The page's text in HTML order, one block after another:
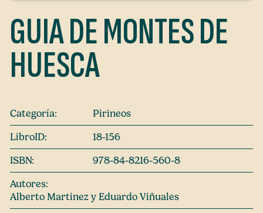
GUIA DE MONTES DE
HUESCA
Categoría:
Pirineos
LibroID:
18-156
ISBN:
978-84-8216-560-8
Autores:
Alberto Martinez y Eduardo Viñuales